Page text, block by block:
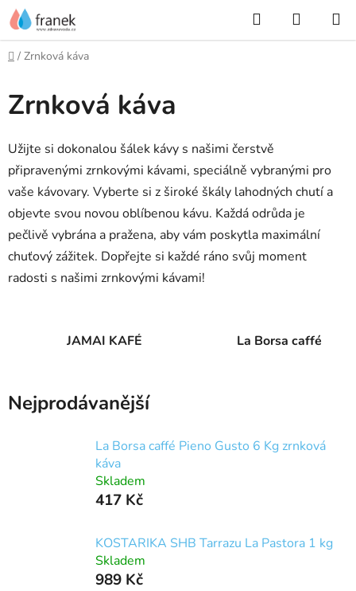
Přejít
na
obsah
Hledat
KOŠÍK
Domů
/ Zrnková káva
Zrnková káva
Užijte si dokonalou šálek kávy s našimi čerstvě
připravenými zrnkovými kávami, speciálně vybranými pro
vaše kávovary. Vyberte si z široké škály lahodných chutí a
objevte svou novou oblíbenou kávu. Každá odrůda je
pečlivě vybrána a pražena, aby vám poskytla maximální
chuťový zážitek. Dopřejte si každé ráno svůj moment
radosti s našimi zrnkovými kávami!
JAMAI KAFÉ La Borsa caffé
Nejprodávanější
La Borsa caffé Pieno Gusto 6 Kg zrnková
káva
Skladem
417 Kč
KOSTARIKA SHB Tarrazu La Pastora 1 kg
Skladem
989 Kč